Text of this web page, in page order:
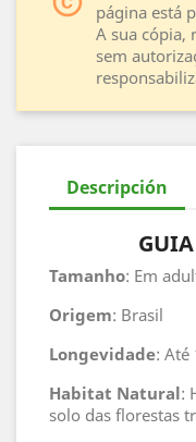
página está
A sua cópia,
sem
Descripción
Tamanho: Em
Origem: Brasil
Longevidade: Até
Habitat Natural:
solo das florestas